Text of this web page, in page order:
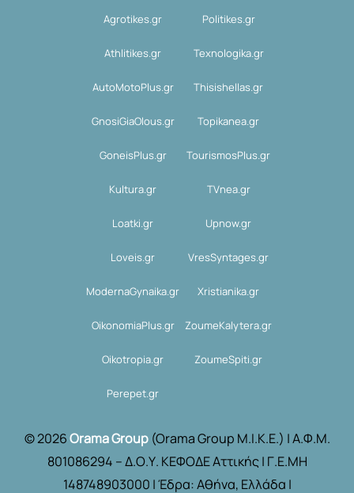
Agrotikes.gr Politikes.gr
Athlitikes.gr Texnologika.gr
AutoMotoPlus.gr Thisishellas.gr
GnosiGiaOlous.gr Topikanea.gr
GoneisPlus.gr TourismosPlus.gr
Kultura.gr TVnea.gr
Loatki.gr Upnow.gr
Loveis.gr VresSyntages.gr
ModernaGynaika.gr Xristianika.gr
OikonomiaPlus.gr ZoumeKalytera.gr
Oikotropia.gr ZoumeSpiti.gr
Perepet.gr
© 2026Orama Group(Orama Group Μ.Ι.Κ.Ε.) | Α.Φ.Μ.
801086294 – Δ.Ο.Υ. ΚΕΦΟΔΕ Αττικής | Γ.Ε.ΜΗ
148748903000 | Έδρα: Αθήνα, Ελλάδα |